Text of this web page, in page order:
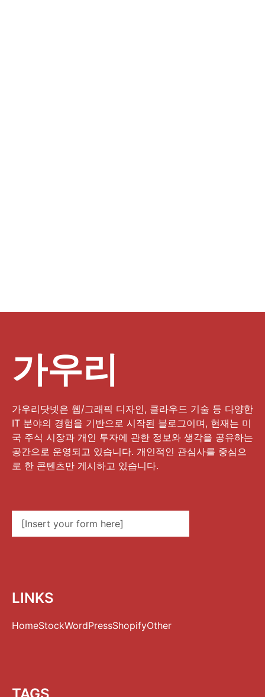
가우리
가우리닷넷은 웹/그래픽 디자인, 클라우드 기술 등 다양한
IT 분야의 경험을 기반으로 시작된 블로그이며, 현재는 미
국 주식 시장과 개인 투자에 관한 정보와 생각을 공유하는
공간으로 운영되고 있습니다. 개인적인 관심사를 중심으
로 한 콘텐츠만 게시하고 있습니다.
[Insert your form here]
LINKS
HomeStockWordPressShopifyOther